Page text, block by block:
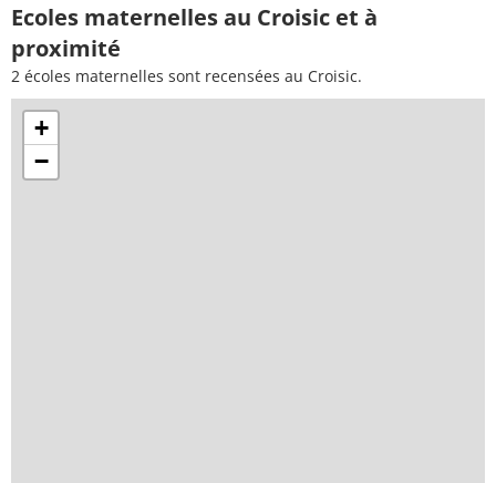
Ecoles maternelles au Croisic et à
proximité
2 écoles maternelles sont recensées au Croisic.
+
−